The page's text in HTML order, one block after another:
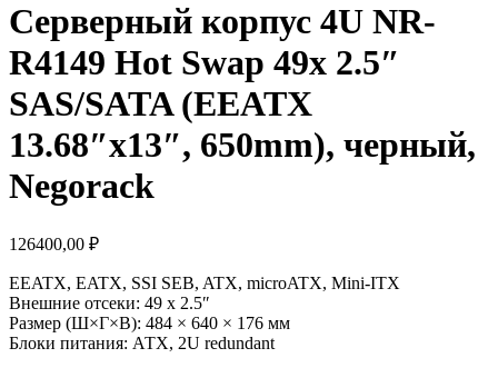
Серверный корпус 4U NR-
R4149 Hot Swap 49x 2.5″
SAS/SATA (EEATX
13.68″x13″, 650mm), черный,
Negorack
126400,00 ₽
EEATX, EATX, SSI SEB, ATX, microATX, Mini-ITX
Внешние отсеки: 49 x 2.5″
Размер (Ш×Г×В): 484 × 640 × 176 мм
Блоки питания: АТХ, 2U redundant